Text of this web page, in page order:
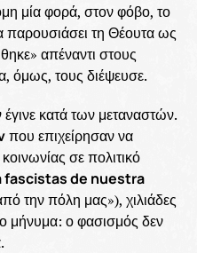
μία φορά, στον φόβο, το
παρουσιάσει τη Θέουτα ως
απέναντι στους
όμως, τους διέψευσε.
κατά των μεταναστών.
που επιχείρησαν να
σε πολιτικό
fascistas de nuestra
την πόλη μας»), χιλιάδες
μήνυμα: ο φασισμός δεν